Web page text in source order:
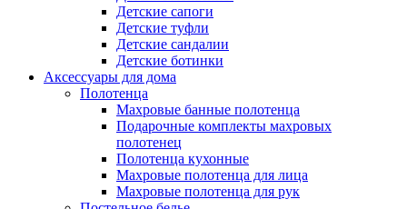
Детские сапоги
Детские туфли
Детские сандалии
Детские ботинки
Аксессуары для дома
Полотенца
Махровые банные полотенца
Подарочные комплекты махровых
полотенец
Полотенца кухонные
Махровые полотенца для лица
Махровые полотенца для рук